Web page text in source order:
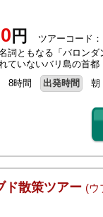
円
ツアーコード
詞ともなる「バロン
ていないバリ島の首
8時間 出発時間 朝
ド散策ツアー (ウ